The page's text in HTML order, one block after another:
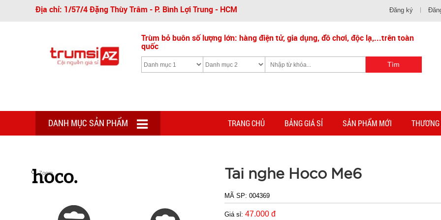
Địa chỉ: 1/57/4 Đặng Thùy Trâm - P. Bình Lợi Trung - HCM Đăng ký
Trùm bỏ buôn số lượng lớn: hàng điện tử, gia dụng, đồ chơi, độc lạ,...trên toàn
quốc
DANH MỤC SẢN PHẨM TRANG CHỦ BẢNG GIÁ SỈ SẢN PHẨM MỚI
Zoom Tai nghe Hoco Me6
MÃ SP:004369
Giá sỉ:47.000 đ